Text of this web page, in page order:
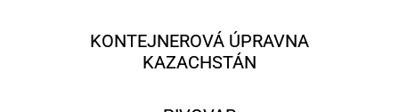
KONTEJNEROVÁ ÚPRAVNA
KAZACHSTÁN